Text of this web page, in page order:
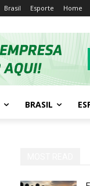
Brasil Esporte Home
BRASIL